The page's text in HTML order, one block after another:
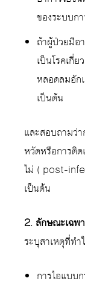
ของระบบก
ถ้าผู้ป่วยมีอ
เป็นโรคเกี่
หลอดลมอัก
เป็นต้น
และสอบถามว่
หวัดหรือการติ
ไม่ ( post-
เป็นต้น
2. ลักษณะเฉพ
ระบุสาเหตุที่ทำ
การไอแบบ